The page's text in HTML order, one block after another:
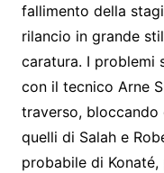
fallimento della
rilancio in grande
caratura. I problemi
con il tecnico Arne
traverso, bloccando
quelli di Salah e
probabile di